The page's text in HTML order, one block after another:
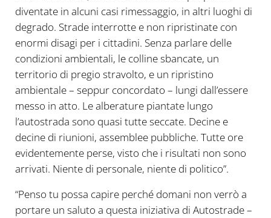
diventate in alcuni casi rimessaggio, in altri luoghi di
degrado. Strade interrotte e non ripristinate con
enormi disagi per i cittadini. Senza parlare delle
condizioni ambientali, le colline sbancate, un
territorio di pregio stravolto, e un ripristino
ambientale – seppur concordato – lungi dall’essere
messo in atto. Le alberature piantate lungo
l’autostrada sono quasi tutte seccate. Decine e
decine di riunioni, assemblee pubbliche. Tutte ore
evidentemente perse, visto che i risultati non sono
arrivati. Niente di personale, niente di politico”.
“Penso tu possa capire perché domani non verrò a
portare un saluto a questa iniziativa di Autostrade –